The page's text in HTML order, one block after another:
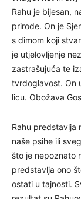
Rahu je bijesan,
prirode. On je
s dimom koji
je utjelovljenje
zastrašujuća te
tvrdoglavost. On
licu. Obožava
Rahu predstavlja
naše psihe ili
što je nepoznato
predstavlja ono
ostati u tajnosti.